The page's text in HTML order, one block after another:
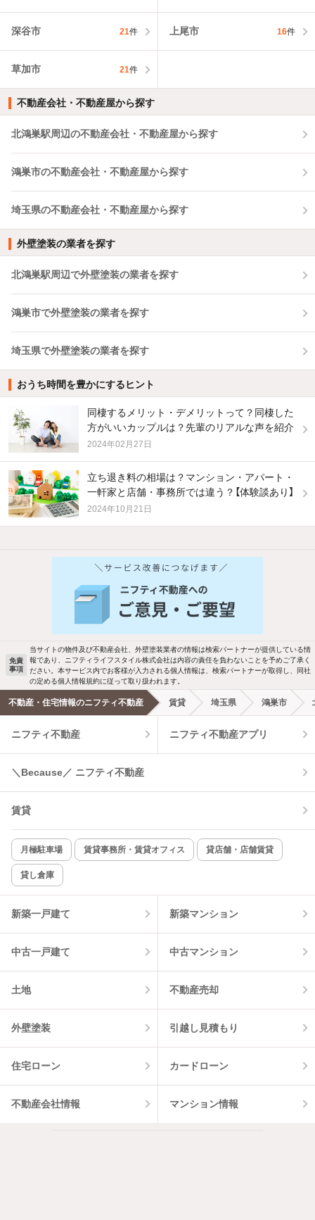
深谷市 21件 上尾市 16件
草加市 21件
不動産会社・不動産屋から探す
北鴻巣駅周辺の不動産会社・不動産屋から探す
鴻巣市の不動産会社・不動産屋から探す
埼玉県の不動産会社・不動産屋から探す
外壁塗装の業者を探す
北鴻巣駅周辺で外壁塗装の業者を探す
鴻巣市で外壁塗装の業者を探す
埼玉県で外壁塗装の業者を探す
おうち時間を豊かにするヒント
同棲するメリット・デメリットって？同棲した
方がいいカップルは？先輩のリアルな声を紹介
2024年02月27日
立ち退き料の相場は？マンション・アパート・
一軒家と店舗・事務所では違う？【体験談あり】
2024年10月21日
他の人はこんな条件で絞り込んでいます！
バス・トイレ別 2階以上
駐車場あり ペット相談
洗濯機置場あり 独立洗面台
エアコンあり 都市ガス
温水洗浄便座 オートロック
コンロ2口以上
新着のみ インターネット無料
該当件数:
4
免責
事項
当サイトの物件及び不動産会社、外壁塗装業者の情報は検索パートナーが提供している情
報であり、ニフティライフスタイル株式会社は内容の責任を負わないことを予めご了承く
ださい。本サービス内でお客様が入力される個人情報は、検索パートナーが取得し、同社
の定める個人情報規約に従って取り扱われます。
不動産・住宅情報のニフティ不動産 賃貸 埼玉県 鴻巣市
ニフティ不動産 ニフティ不動産アプリ
＼Because／ ニフティ不動産
賃貸
月極駐車場 賃貸事務所・賃貸オフィス 貸店舗・店舗賃貸
貸し倉庫
新築一戸建て 新築マンション
中古一戸建て 中古マンション
土地 不動産売却
外壁塗装 引越し見積もり
住宅ローン カードローン
不動産会社情報 マンション情報